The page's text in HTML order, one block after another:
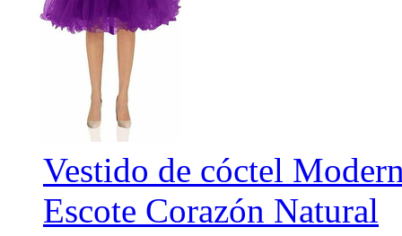
Vestido de cóctel
Escote Corazón Natural